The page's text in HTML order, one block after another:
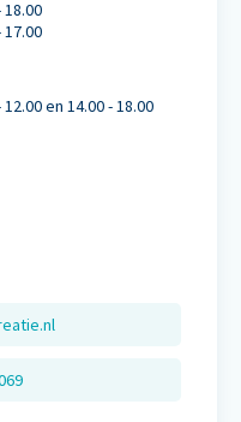
18.00
17.00
12.00 en 14.00 - 18.00